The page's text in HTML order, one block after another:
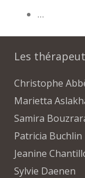
…
Les
Christophe
Marietta
Samira
Patricia Buchlin
Jeanine
Sylvie Daenen